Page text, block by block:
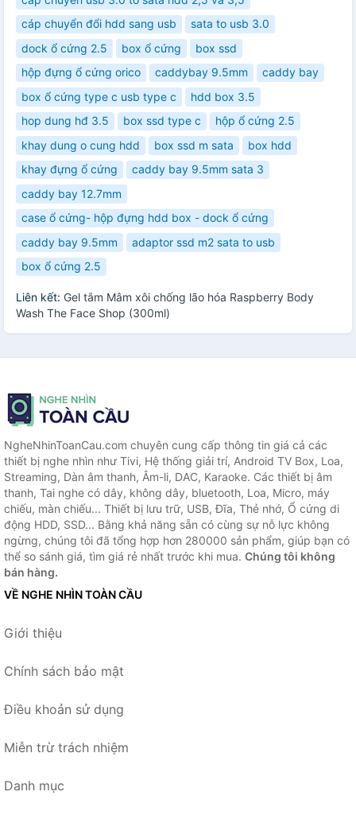
cáp chuyển đổi hdd sang usb
sata to usb 3.0
dock ổ cứng 2.5
box ổ cứng
box ssd
hộp đựng ổ cứng orico
caddybay 9.5mm
caddy bay
box ổ cứng type c usb type c
hdd box 3.5
hop dung hđ 3.5
box ssd type c
hộp ổ cứng 2.5
khay dung o cung hdd
box ssd m sata
box hdd
khay đựng ổ cứng
caddy bay 9.5mm sata 3
caddy bay 12.7mm
case ổ cứng- hộp đựng hdd box - dock ổ cứng
caddy bay 9.5mm
adaptor ssd m2 sata to usb
box ổ cứng 2.5
Liên kết: Gel tắm Mâm xôi chống lão hóa Raspberry Body
Wash The Face Shop (300ml)
NgheNhinToanCau.com chuyên cung cấp thông tin giá cả các
thiết bị nghe nhìn như Tivi, Hệ thống giải trí, Android TV Box, Loa,
Streaming, Dàn âm thanh, Âm-li, DAC, Karaoke. Các thiết bị âm
thanh, Tai nghe có dây, không dây, bluetooth, Loa, Micro, máy
chiếu, màn chiếu... Thiết bị lưu trữ, USB, Đĩa, Thẻ nhớ, Ổ cứng di
động HDD, SSD... Bằng khả năng sẵn có cùng sự nỗ lực không
ngừng, chúng tôi đã tổng hợp hơn 280000 sản phẩm, giúp bạn có
thể so sánh giá, tìm giá rẻ nhất trước khi mua. Chúng tôi không
bán hàng.
VỀ NGHE NHÌN TOÀN CẦU
Giới thiệu
Chính sách bảo mật
Điều khoản sử dụng
Miễn trừ trách nhiệm
Danh mục